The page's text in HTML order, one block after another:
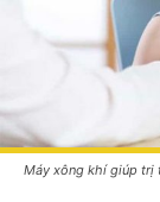
Máy xông khí giúp trị